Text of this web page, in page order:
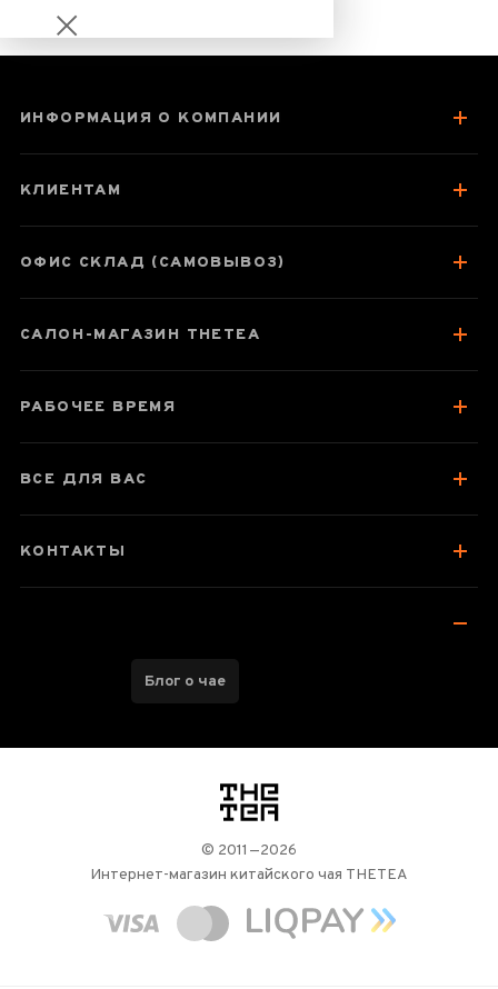
Порционный
Паспорт товара
ИНФОРМАЦИЯ О КОМПАНИИ
КЛИЕНТАМ
ОФИС СКЛАД (САМОВЫВОЗ)
САЛОН-МАГАЗИН THETEA
РАБОЧЕЕ ВРЕМЯ
ВСЕ ДЛЯ ВАС
КОНТАКТЫ
Блог о чае
логотип
© 2011—2026
Интернет-магазин китайского чая THETEA